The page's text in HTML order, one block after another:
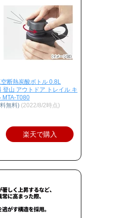
断熱炭酸ボトル 0.8L
山 アウトドア トレイル キ
MTA-T080
無料) (2022/8/2時点)
楽天で購入